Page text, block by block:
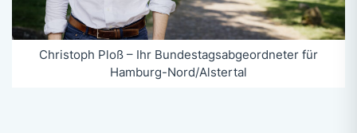
Christoph Ploß – Ihr Bundestagsabgeordneter für
Hamburg-Nord/Alstertal